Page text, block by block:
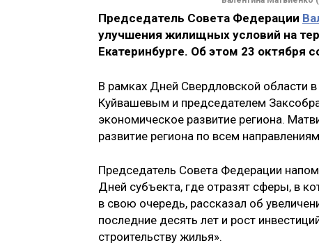
Председатель Совета Федерации
улучшения жилищных условий на
Екатеринбурге. Об этом 23 октября
В рамках Дней Свердловской области
Куйвашевым и председателем
экономическое развитие региона.
развитие региона по всем
Председатель Совета Федерации
Дней субъекта, где отразят сферы, в
в свою очередь, рассказал об
последние десять лет и рост
строительству жилья».